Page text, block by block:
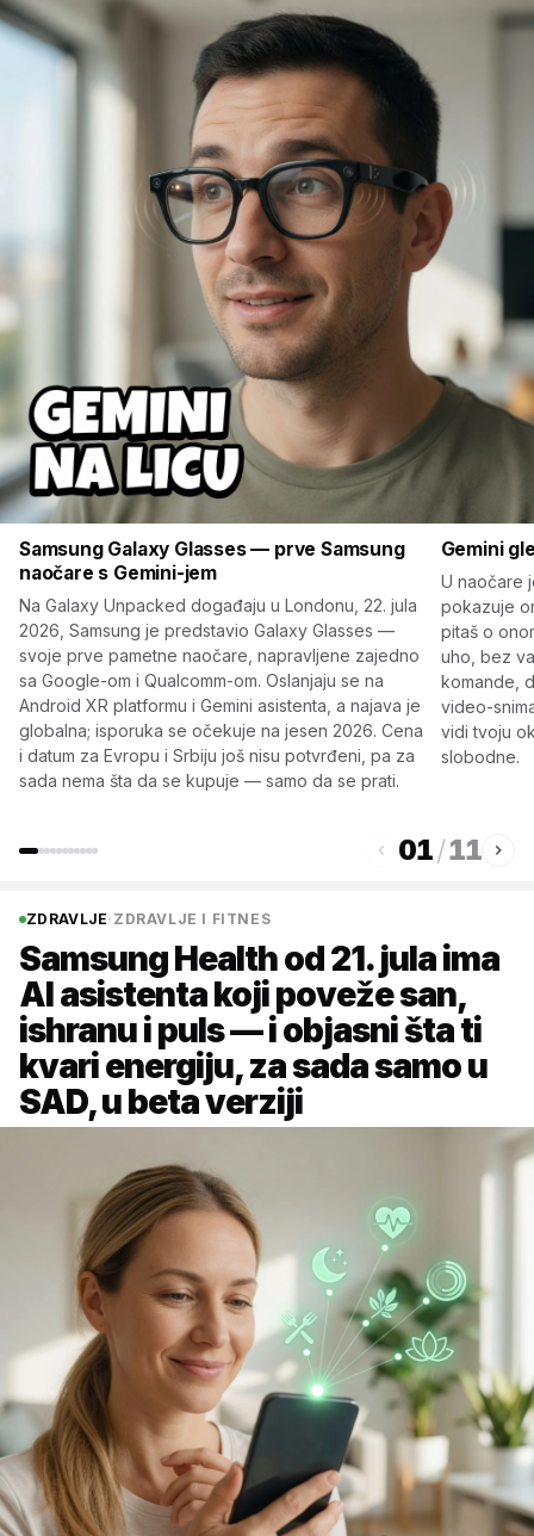
Samsung Galaxy Glasses — prve Samsung
naočare s Gemini-jem
Na Galaxy Unpacked događaju u Londonu, 22. jula
2026, Samsung je predstavio Galaxy Glasses —
svoje prve pametne naočare, napravljene zajedno
sa Google-om i Qualcomm-om. Oslanjaju se na
Android XR platformu i Gemini asistenta, a najava je
globalna; isporuka se očekuje na jesen 2026. Cena
i datum za Evropu i Srbiju još nisu potvrđeni, pa za
sada nema šta da se kupuje — samo da se prati.
Gemini
U naočare
pokazuje
pitaš o
uho, bez
komande,
video-
vidi tvoju
slobodne.
01/11
ZDRAVLJE· ZDRAVLJE I FITNES
Samsung Health od 21. jula ima
AI asistenta koji poveže san,
ishranu i puls — i objasni šta ti
kvari energiju, za sada samo u
SAD, u beta verziji